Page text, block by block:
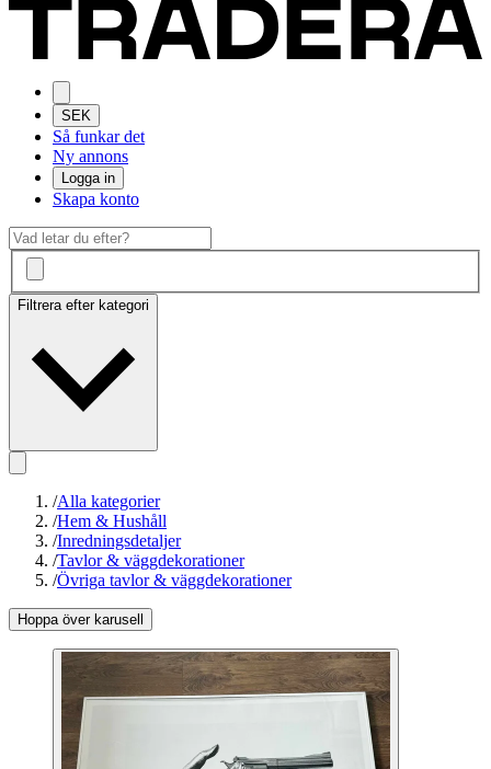
SEK
Så funkar det
Ny annons
Logga in
Skapa konto
Filtrera efter kategori
/Alla kategorier
/Hem & Hushåll
/Inredningsdetaljer
/Tavlor & väggdekorationer
/Övriga tavlor & väggdekorationer
Hoppa över karusell